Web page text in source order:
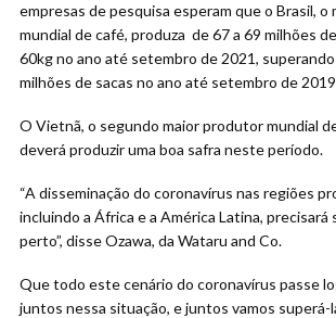
empresas de pesquisa esperam que o Brasil,
mundial de café, produza de 67 a 69 milhões
60kg no ano até setembro de 2021,
milhões de sacas no ano até setembro de
O Vietnã, o segundo maior produtor mundial
deverá produzir uma boa safra neste período.
“A disseminação do coronavírus nas regiões
incluindo a África e a América Latina, precisará
perto”, disse Ozawa, da Wataru and Co.
Que todo este cenário do coronavírus passe
juntos nessa situação, e juntos vamos superá-